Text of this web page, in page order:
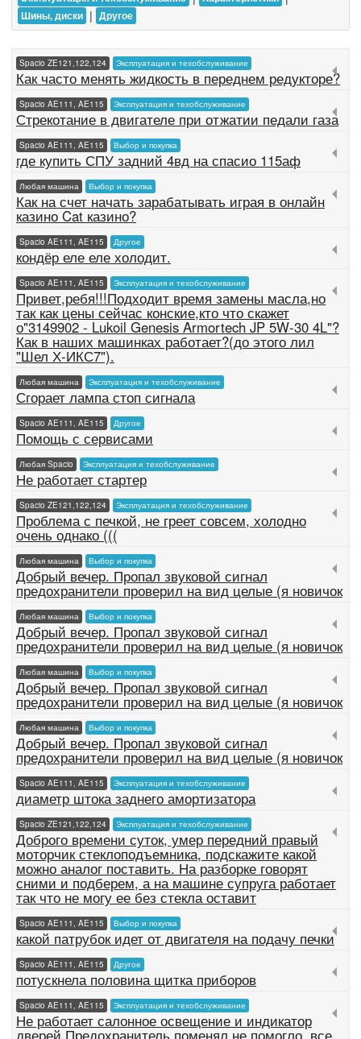
Шины, диски | Другое
Spacio ZE121,122,124 Эксплуатация и техобслуживание
Как часто менять жидкость в переднем редукторе?
Spacio AE111, AE115 Эксплуатация и техобслуживание
Стрекотание в двигателе при отжатии педали газа
Spacio AE111, AE115 Выбор и покупка
где купить СПУ задний 4вд на спасио 115аф
Любая машина Выбор и покупка
Как на счет начать зарабатывать играя в онлайн
казино Cat казино?
Spacio AE111, AE115 Другое
кондёр еле еле холодит.
Spacio AE111, AE115 Эксплуатация и техобслуживание
Привет,ребя!!!Подходит время замены масла,но
так как цены сейчас конские,кто что скажет
о"3149902 - Lukoil Genesis Armortech JP 5W-30 4L"?
Как в наших машинках работает?(до этого лил
"Шел Х-ИКС7").
Любая машина Эксплуатация и техобслуживание
Сгорает лампа стоп сигнала
Spacio AE111, AE115 Другое
Помощь с сервисами
Любая Spacio Эксплуатация и техобслуживание
Не работает стартер
Spacio ZE121,122,124 Эксплуатация и техобслуживание
Проблема с печкой, не греет совсем, холодно
очень однако (((
Любая машина Выбор и покупка
Добрый вечер. Пропал звуковой сигнал
предохранители проверил на вид целые (я новичок
Любая машина Выбор и покупка
Добрый вечер. Пропал звуковой сигнал
предохранители проверил на вид целые (я новичок
Любая машина Выбор и покупка
Добрый вечер. Пропал звуковой сигнал
предохранители проверил на вид целые (я новичок
Любая машина Выбор и покупка
Добрый вечер. Пропал звуковой сигнал
предохранители проверил на вид целые (я новичок
Spacio AE111, AE115 Эксплуатация и техобслуживание
диаметр штока заднего амортизатора
Spacio ZE121,122,124 Эксплуатация и техобслуживание
Доброго времени суток, умер передний правый
моторчик стеклоподъемника, подскажите какой
можно аналог поставить. На разборке говорят
сними и подберем, а на машине супруга работает
так что не могу ее без стекла оставит
Spacio AE111, AE115 Выбор и покупка
какой патрубок идет от двигателя на подачу печки
Spacio AE111, AE115 Другое
потускнела половина щитка приборов
Spacio AE111, AE115 Эксплуатация и техобслуживание
Не работает салонное освещение и индикатор